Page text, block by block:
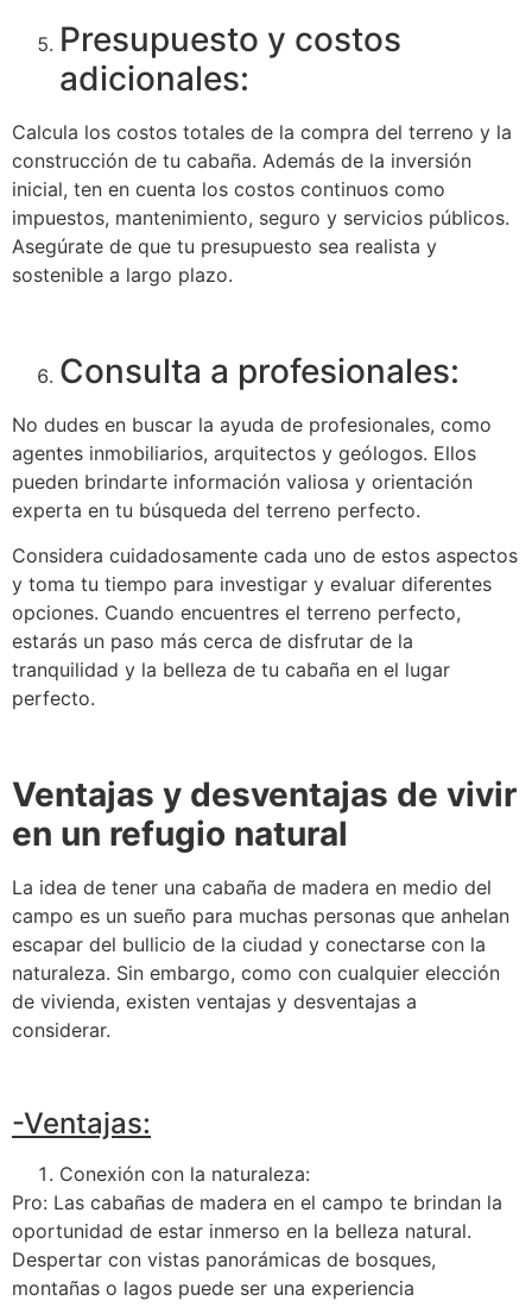
Presupuesto y costos
adicionales:
Calcula los costos totales de la compra del terreno y la
construcción de tu cabaña. Además de la inversión
inicial, ten en cuenta los costos continuos como
impuestos, mantenimiento, seguro y servicios públicos.
Asegúrate de que tu presupuesto sea realista y
sostenible a largo plazo.
Consulta a profesionales:
No dudes en buscar la ayuda de profesionales, como
agentes inmobiliarios, arquitectos y geólogos. Ellos
pueden brindarte información valiosa y orientación
experta en tu búsqueda del terreno perfecto.
Considera cuidadosamente cada uno de estos aspectos
y toma tu tiempo para investigar y evaluar diferentes
opciones. Cuando encuentres el terreno perfecto,
estarás un paso más cerca de disfrutar de la
tranquilidad y la belleza de tu cabaña en el lugar
perfecto.
Ventajas y desventajas de vivir
en un refugio natural
La idea de tener una cabaña de madera en medio del
campo es un sueño para muchas personas que anhelan
escapar del bullicio de la ciudad y conectarse con la
naturaleza. Sin embargo, como con cualquier elección
de vivienda, existen ventajas y desventajas a
considerar.
-Ventajas:
Conexión con la naturaleza:
Pro: Las cabañas de madera en el campo te brindan la
oportunidad de estar inmerso en la belleza natural.
Despertar con vistas panorámicas de bosques,
montañas o lagos puede ser una experiencia